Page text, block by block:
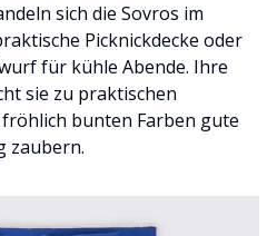
sich die Sovros im
Picknickdecke oder
für kühle Abende. Ihre
sie zu praktischen
bunten Farben gute
zaubern.